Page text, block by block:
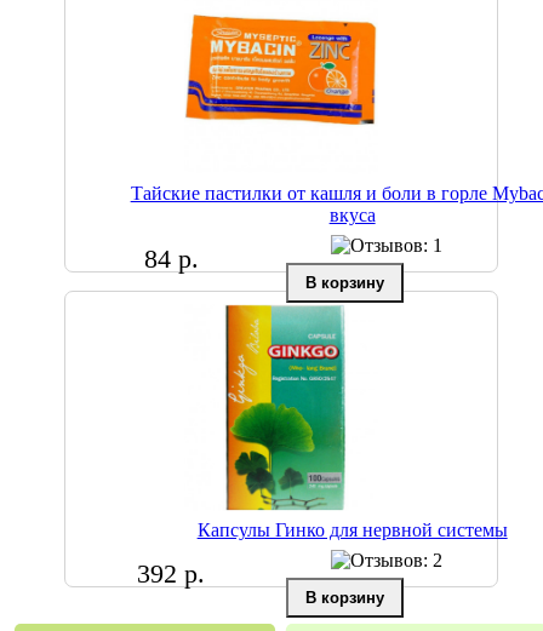
Тайские пастилки от кашля и боли в горле
вкуса
84 р.
Капсулы Гинко для нервной системы
392 р.